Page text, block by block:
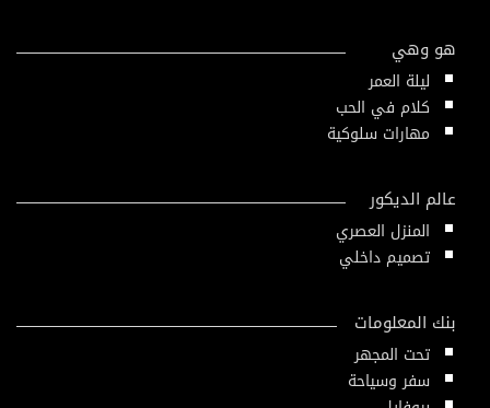
هو وهي
ليلة العمر
كلام في الحب
مهارات سلوكية
عالم الديكور
المنزل العصري
تصميم داخلي
بنك المعلومات
تحت المجهر
سفر وسياحة